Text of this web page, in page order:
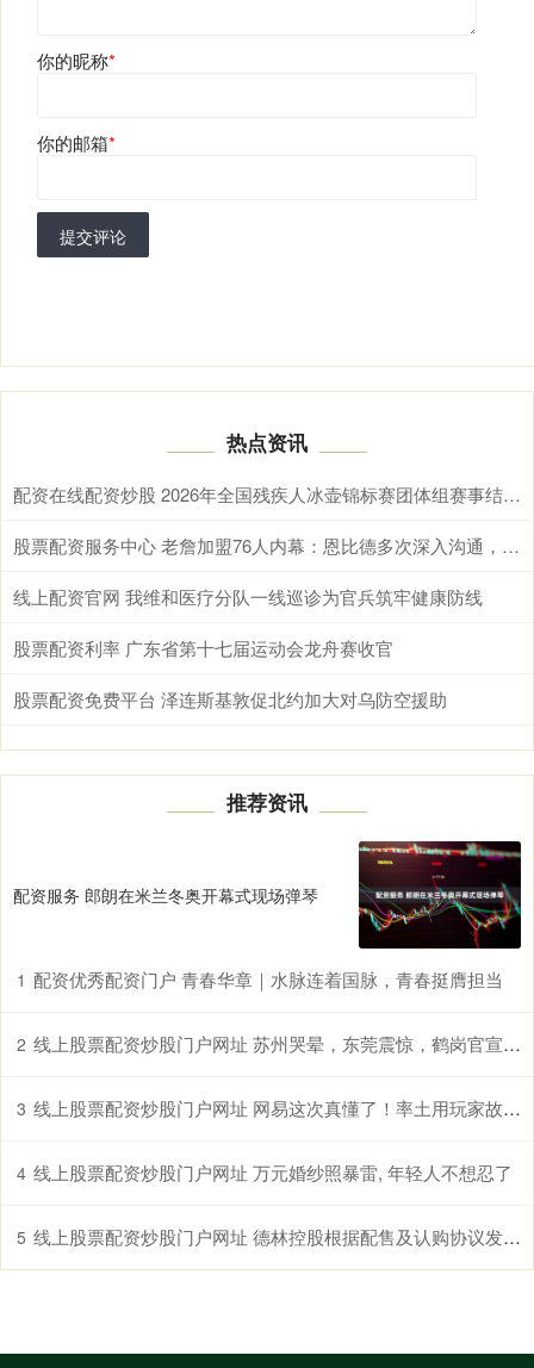
你的昵称*
你的邮箱*
提交评论
热点资讯
配资在线配资炒股 2026年全国残疾人冰壶锦标赛团体组赛事结束 黑龙江斩获两项冠军
股票配资服务中心 老詹加盟76人内幕：恩比德多次深入沟通，称身体无碍
线上配资官网 我维和医疗分队一线巡诊为官兵筑牢健康防线
股票配资利率 广东省第十七届运动会龙舟赛收官
股票配资免费平台 泽连斯基敦促北约加大对乌防空援助
推荐资讯
配资服务 郎朗在米兰冬奥开幕式现场弹琴
1 配资优秀配资门户 青春华章｜水脉连着国脉，青春挺膺担当
2 线上股票配资炒股门户网址 苏州哭晕，东莞震惊，鹤岗官宣要建新机场！
3 线上股票配资炒股门户网址 网易这次真懂了！率土用玩家故事博物馆，重新定义玩家情怀！
4 线上股票配资炒股门户网址 万元婚纱照暴雷, 年轻人不想忍了
5 线上股票配资炒股门户网址 德林控股根据配售及认购协议发行2.01亿股新股份